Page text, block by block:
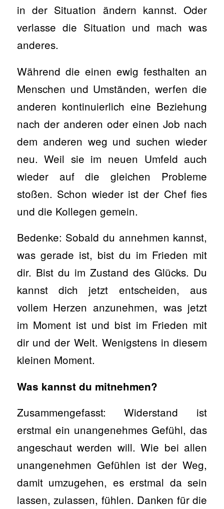
in der Situation ändern kannst. Oder
verlasse die Situation und mach was
anderes.
Während die einen ewig festhalten an
Menschen und Umständen, werfen die
anderen kontinuierlich eine Beziehung
nach der anderen oder einen Job nach
dem anderen weg und suchen wieder
neu. Weil sie im neuen Umfeld auch
wieder auf die gleichen Probleme
stoßen. Schon wieder ist der Chef fies
und die Kollegen gemein.
Bedenke: Sobald du annehmen kannst,
was gerade ist, bist du im Frieden mit
dir. Bist du im Zustand des Glücks. Du
kannst dich jetzt entscheiden, aus
vollem Herzen anzunehmen, was jetzt
im Moment ist und bist im Frieden mit
dir und der Welt. Wenigstens in diesem
kleinen Moment.
Was kannst du mitnehmen?
Zusammengefasst: Widerstand ist
erstmal ein unangenehmes Gefühl, das
angeschaut werden will. Wie bei allen
unangenehmen Gefühlen ist der Weg,
damit umzugehen, es erstmal da sein
lassen, zulassen, fühlen. Danken für die